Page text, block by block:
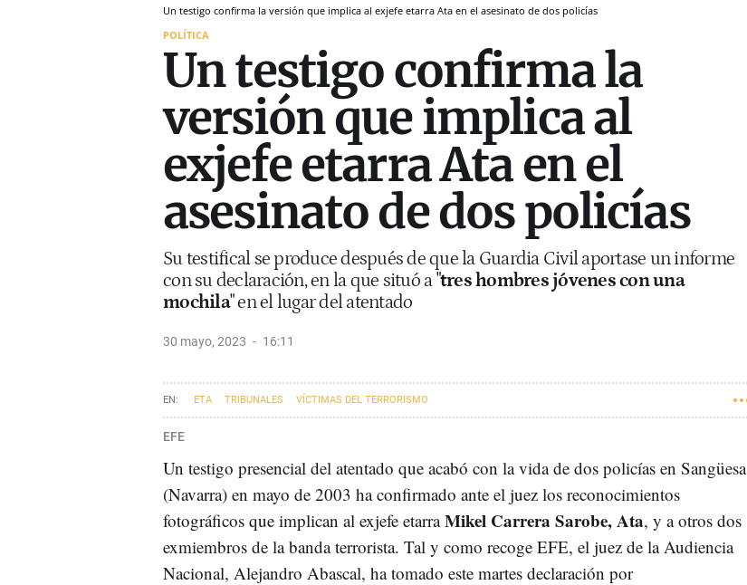
Un testigo confirma la versión que implica al exjefe etarra Ata en el asesinato de dos policías
POLÍTICA
Un testigo confirma la
versión que implica al
exjefe etarra Ata en el
asesinato de dos policías
Su testifical se produce después de que la Guardia Civil aportase un informe
con su declaración, en la que situó a "tres hombres jóvenes con una
mochila" en el lugar del atentado
30 mayo, 2023 16:11
ETA TRIBUNALES VÍCTIMAS DEL TERRORISMO
EFE
Un testigo presencial del atentado que acabó con la vida de dos policías en Sangüesa
(Navarra) en mayo de 2003 ha confirmado ante el juez los reconocimientos
fotográficos que implican al exjefe etarraMikel Carrera Sarobe, Ata, y a otros dos
exmiembros de la banda terrorista. Tal y como recoge EFE, el juez de la Audiencia
Nacional, Alejandro Abascal, ha tomado este martes declaración por